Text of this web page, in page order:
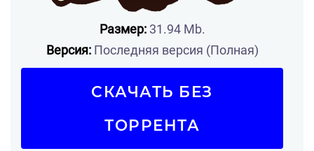
Размер:31.94 Mb.
Версия:Последняя версия (Полная)
СКАЧАТЬ БЕЗ
ТОРРЕНТА